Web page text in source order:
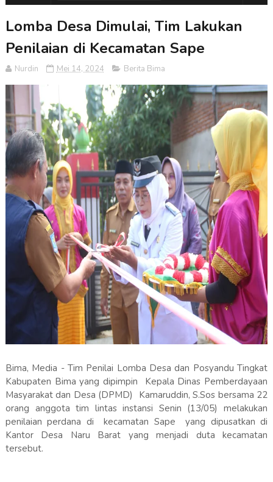
Lomba Desa Dimulai, Tim Lakukan
Penilaian di Kecamatan Sape
Nurdin Mei 14, 2024 Berita Bima
Bima, Media - Tim Penilai Lomba Desa dan Posyandu Tingkat
Kabupaten Bima yang dipimpin Kepala Dinas Pemberdayaan
Masyarakat dan Desa (DPMD) Kamaruddin, S.Sos bersama 22
orang anggota tim lintas instansi Senin (13/05) melakukan
penilaian perdana di kecamatan Sape yang dipusatkan di
Kantor Desa Naru Barat yang menjadi duta kecamatan
tersebut.